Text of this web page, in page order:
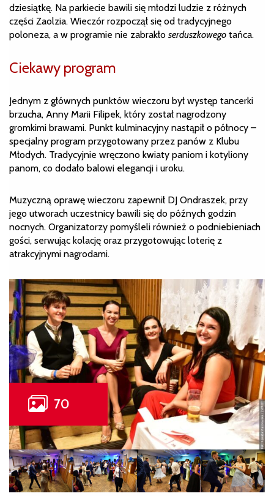
dziesiątkę. Na parkiecie bawili się młodzi ludzie z różnych
części Zaolzia. Wieczór rozpoczął się od tradycyjnego
poloneza, a w programie nie zabrakło serduszkowego tańca.
Ciekawy program
Jednym z głównych punktów wieczoru był występ tancerki
brzucha, Anny Marii Filipek, który został nagrodzony
gromkimi brawami. Punkt kulminacyjny nastąpił o północy –
specjalny program przygotowany przez panów z Klubu
Młodych. Tradycyjnie wręczono kwiaty paniom i kotyliony
panom, co dodało balowi elegancji i uroku.
Muzyczną oprawę wieczoru zapewnił DJ Ondraszek, przy
jego utworach uczestnicy bawili się do późnych godzin
nocnych. Organizatorzy pomyśleli również o podniebieniach
gości, serwując kolację oraz przygotowując loterię z
atrakcyjnymi nagrodami.